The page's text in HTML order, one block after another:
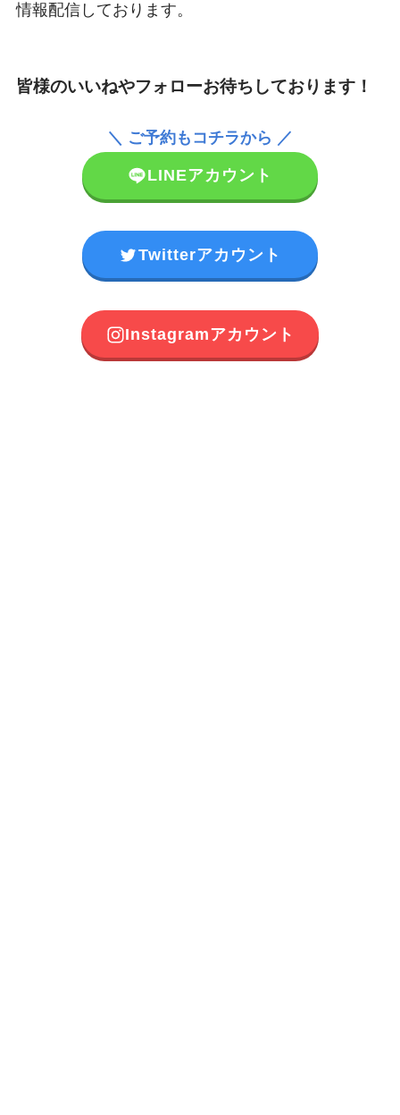
情報配信しております。
皆様のいいねやフォローお待ちしております！
＼ ご予約もコチラから ／
LINEアカウント
Twitterアカウント
Instagramアカウント